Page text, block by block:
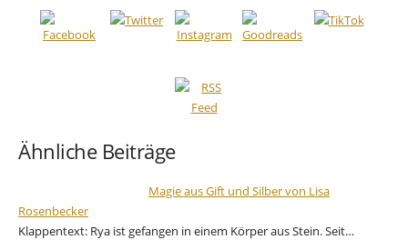
Ähnliche Beiträge
Magie aus Gift und Silber von Lisa
Rosenbecker
Klappentext: Rya ist gefangen in einem Körper aus Stein. Seit…